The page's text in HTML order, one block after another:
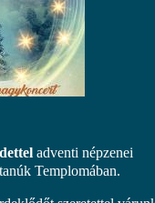
adventi népzenei
Templomában.